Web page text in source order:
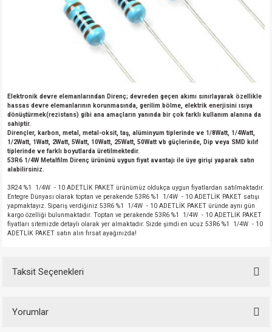
Elektronik devre elemanlarından Direnç; devreden geçen akımı sınırlayarak özellikle
hassas devre elemanlarının korunmasında, gerilim bölme, elektrik enerjisini ısıya
dönüştürmek(rezistans) gibi ana amaçların yanında bir çok farklı kullanım alanına da
sahiptir.
Dirençler, karbon, metal, metal-oksit, taş, alüminyum tiplerinde ve 1/8Watt, 1/4Watt,
1/2Watt, 1Watt, 2Watt, 5Watt, 10Watt, 25Watt, 50Watt vb güçlerinde, Dip veya SMD kılıf
tiplerinde ve farklı boyutlarda üretilmektedir.
53R6 1/4W Metalfilm Direnç ürününü uygun fiyat avantajı ile üye girişi yaparak satın
alabilirsiniz.
3R24 %1 1/4W - 10 ADETLİK PAKET ürünümüz oldukça uygun fiyatlardan satılmaktadır.
Entegre Dünyası olarak toptan ve perakende 53R6 %1 1/4W - 10 ADETLİK PAKET satışı
yapmaktayız. Sipariş verdiğiniz 53R6 %1 1/4W - 10 ADETLİK PAKET üründe aynı gün
kargo özelliği bulunmaktadır. Toptan ve perakende 53R6 %1 1/4W - 10 ADETLİK PAKET
fiyatları sitemizde detaylı olarak yer almaktadır. Sizde şimdi en ucuz 53R6 %1 1/4W - 10
ADETLİK PAKET satın alın fırsat ayağınızda!
Taksit Seçenekleri
Yorumlar